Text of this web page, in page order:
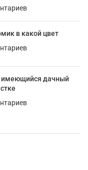
в какой цвет
имеющийся дачный